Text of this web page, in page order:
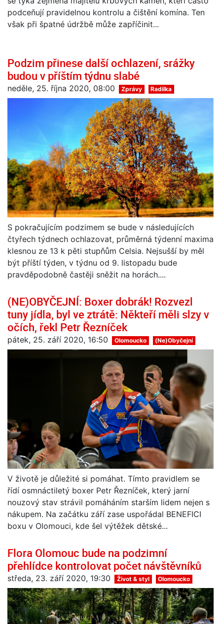
podceňují pravidelnou kontrolu a čištění komína. Ten
však při špatné údržbě může zapříčinit...
Podzim přinese další ochlazení, srážky
budou v příštím týdnu slabé
neděle, 25. října 2020, 08:00 Zprávy Radilka
S pokračujícím podzimem se bude v následujících
čtyřech týdnech ochlazovat, průměrná týdenní maxima
klesnou ze 13 k pěti stupňům Celsia. Nejsušší by měl
být příští týden, v týdnu od 9. listopadu bude
pravděpodobně častěji sněžit na horách....
(NE)OBYČEJNÍ: Boxer dobrák! Rozvezl
tuny jídla, byl ve ztrátě: Někteří měli slzy v
očích, řekl Petr Řezníček
pátek, 25. září 2020, 16:50 Olomoucko (Ne)Obyčejní
V životě je důležité si pomáhat. Tímto pravidlem se
řídí osmnáctiletý boxer Petr Řezníček, který jarní
nouzový stav strávil pomáháním starším lidem nejen s
nákupem. Na začátku září zase uspořádal BENEFICI
boxu v Olomouci, kde šel výtěžek dětské...
Flora Olomouc bude na podzimní
přehlídce kontrolovat počet návštěvníků
středa, 23. září 2020, 19:30 Život & styl Olomoucko